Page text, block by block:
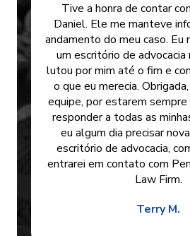
Tive a honra de contar
Daniel. Ele me manteve
andamento do meu caso. Eu
um escritório de
lutou por mim até o fim e
o que eu merecia.
equipe, por estarem sempre
responder a todas as
eu algum dia precisar
escritório de advocacia,
entrarei em contato com
Law Firm.
Terry M.